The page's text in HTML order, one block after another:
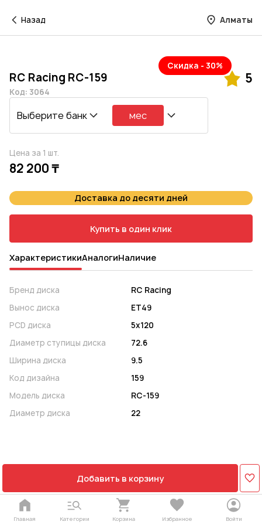
Назад Алматы
Скидка - 30%
RC Racing RC-159 5
Код: 3064
Выберите банк мес
Цена за 1 шт.
82 200 ₸
Доставка до десяти дней
Купить в один клик
ХарактеристикиАналогиНаличие
Бренд диска
RC Racing
Вынос диска
ET49
PCD диска
5x120
Диаметр ступицы диска
72.6
Ширина диска
9.5
Код дизайна
159
Модель диска
RC-159
Диаметр диска
22
Добавить в корзину
Главная Категории Корзина Избранное Войти